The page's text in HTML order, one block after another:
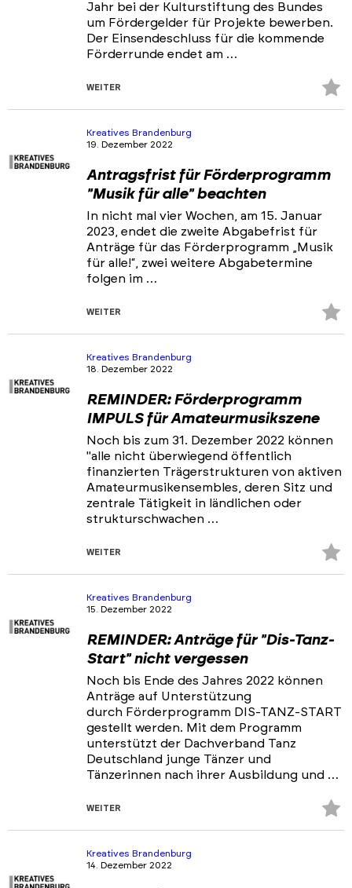
Jahr bei der Kulturstiftung des Bundes
um Fördergelder für Projekte bewerben.
Der Einsendeschluss für die kommende
Förderrunde endet am …
WEITER
Kreatives Brandenburg
19. Dezember 2022
Antragsfrist für Förderprogramm
"Musik für alle" beachten
In nicht mal vier Wochen, am 15. Januar
2023, endet die zweite Abgabefrist für
Anträge für das Förderprogramm „Musik
für alle!“, zwei weitere Abgabetermine
folgen im …
WEITER
Kreatives Brandenburg
18. Dezember 2022
REMINDER: Förderprogramm
IMPULS für Amateurmusikszene
Noch bis zum 31. Dezember 2022 können
"alle nicht überwiegend öffentlich
finanzierten Trägerstrukturen von aktiven
Amateurmusikensembles, deren Sitz und
zentrale Tätigkeit in ländlichen oder
strukturschwachen …
WEITER
Kreatives Brandenburg
15. Dezember 2022
REMINDER: Anträge für "Dis-Tanz-
Start" nicht vergessen
Noch bis Ende des Jahres 2022 können
Anträge auf Unterstützung
durch Förderprogramm DIS-TANZ-START
gestellt werden. Mit dem Programm
unterstützt der Dachverband Tanz
Deutschland junge Tänzer und
Tänzerinnen nach ihrer Ausbildung und …
WEITER
Kreatives Brandenburg
14. Dezember 2022